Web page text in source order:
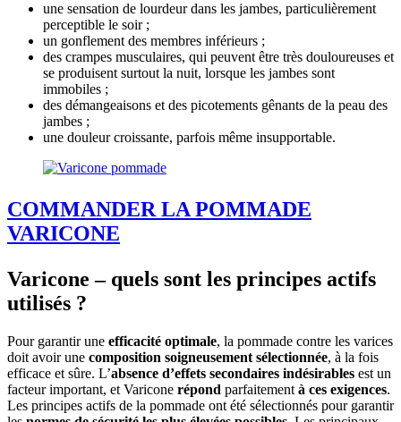
une sensation de lourdeur dans les jambes, particulièrement
perceptible le soir ;
un gonflement des membres inférieurs ;
des crampes musculaires, qui peuvent être très douloureuses et
se produisent surtout la nuit, lorsque les jambes sont
immobiles ;
des démangeaisons et des picotements gênants de la peau des
jambes ;
une douleur croissante, parfois même insupportable.
COMMANDER LA POMMADE
VARICONE
Varicone – quels sont les principes actifs
utilisés ?
Pour garantir une efficacité optimale, la pommade contre les varices
doit avoir une composition soigneusement sélectionnée, à la fois
efficace et sûre. L’absence d’effets secondaires indésirables est un
facteur important, et Varicone répond parfaitement à ces exigences.
Les principes actifs de la pommade ont été sélectionnés pour garantir